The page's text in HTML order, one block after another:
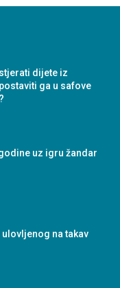
dijete iz
ga u safove
uz igru žandar
na takav